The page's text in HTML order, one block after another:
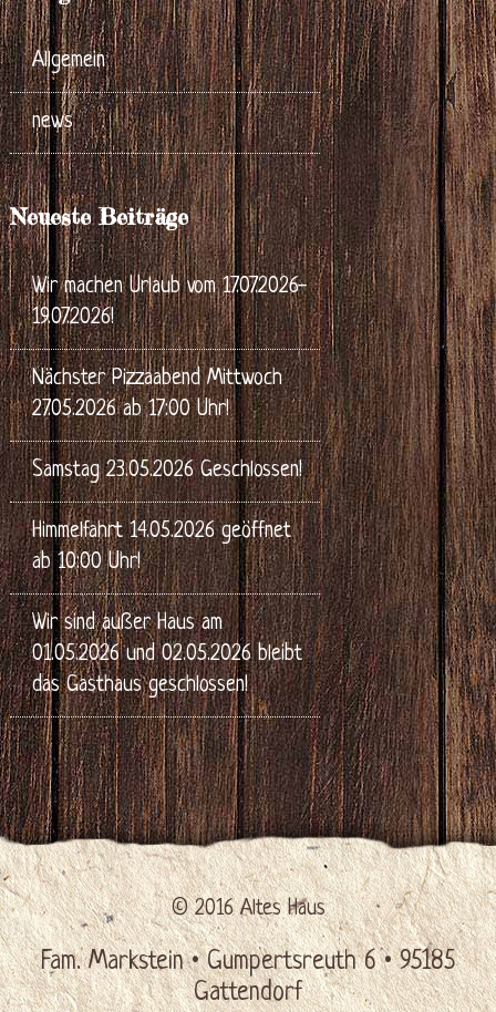
Allgemein
news
Neueste Beiträge
Wir machen Urlaub vom 17.07.2026-
19.07.2026!
Nächster Pizzaabend Mittwoch
27.05.2026 ab 17:00 Uhr!
Samstag 23.05.2026 Geschlossen!
Himmelfahrt 14.05.2026 geöffnet
ab 10:00 Uhr!
Wir sind außer Haus am
01.05.2026 und 02.05.2026 bleibt
das Gasthaus geschlossen!
© 2016 Altes Haus
Fam. Markstein • Gumpertsreuth 6 • 95185
Gattendorf